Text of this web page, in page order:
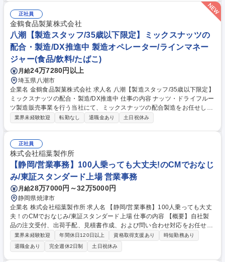
交換、軽微な修理作業※建物の加工や改変等は無 ・各点検の記録 ※建設
業務はございません ※地上10階地下1階延床14,388平米の次期所長候補
【変更範囲：会社の定める業務】 募集職種 【台東区(上野)】オフィスビル
の設備管理業務◆資格手当有◆オリックスグループ
正社員
金鶴食品製菓株式会社
八潮【製造スタッフ/35歳以下限定】ミックスナッツの
配合・製造/DX推進中 製造オペレーター/ラインマネー
ジャー(食品/飲料/たばこ)
月給24万7280円以上
埼玉県八潮市
企業名 金鶴食品製菓株式会社 求人名 八潮【製造スタッフ/35歳以下限定】
ミックスナッツの配合・製造/DX推進中 仕事の内容 ナッツ・ドライフルー
ツ製造販売事業を行う当社にて、ミックスナッツの配合製造をお任せしま
す。具体的には、各種ナッツの計量、機械への投入・配合、品質チェッ
態の目視チェック ■製造工程における品質管理・衛生管理 ■生産効率向上
のための、資材準備やラインの調整 ★将来的に「焙煎（ロースト）」の技
術習得など、専門性を高めるキャリアパスも豊富。 ★最新のBIツールを活
用し、生産データの管理も学べる環境です。 募集職種 八潮【製造スタッ
フ/35歳以下限定】ミックスナッツの配合・製造/DX推進中
業界未経験歓迎 転勤なし 退職金あり 土日祝休み
正社員
株式会社稲葉製作所
【静岡/営業事務】100人乗っても大丈夫!のCMでおなじ
み/東証スタンダード上場 営業事務
月給28万7000円～32万5000円
静岡県焼津市
企業名 株式会社稲葉製作所 求人名 【静岡/営業事務】100人乗っても大丈
夫！のCMでおなじみ/東証スタンダード上場 仕事の内容 【概要】自社製
品の注文受付、出荷手配、見積書作成、および問い合わせ対応をお任せし
ます。営業と工場の製造チーム、そしてお客様をつなぐバックオフィスの
要となるポジションです。 【具体的に】 ■受発注業務：FAXやメールで届
く注文データの入力・出荷手配 ■見積依頼への対応：取引先からの依頼に
業界未経験歓迎 年間休日120日以上 資格取得支援あり
時短勤務あり
退職金あり
完全週休2日制 土日祝休み